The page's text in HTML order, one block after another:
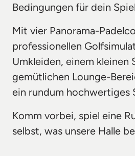
Bedingungen für dein
Mit vier Panorama-
professionellen
Umkleiden, einem kleinen
gemütlichen Lounge-
ein rundum hochwertiges
Komm vorbei, spiel eine
selbst, was unsere Halle